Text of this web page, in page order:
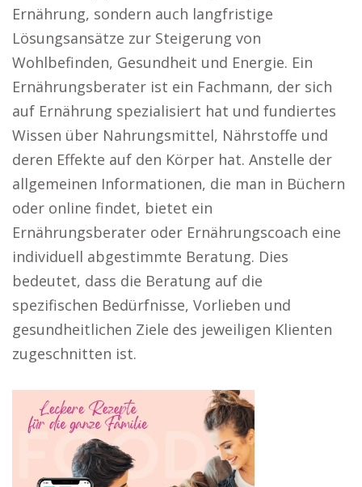
Ernährung, sondern auch langfristige
Lösungsansätze zur Steigerung von
Wohlbefinden, Gesundheit und Energie. Ein
Ernährungsberater ist ein Fachmann, der sich
auf Ernährung spezialisiert hat und fundiertes
Wissen über Nahrungsmittel, Nährstoffe und
deren Effekte auf den Körper hat. Anstelle der
allgemeinen Informationen, die man in Büchern
oder online findet, bietet ein
Ernährungsberater oder Ernährungscoach eine
individuell abgestimmte Beratung. Dies
bedeutet, dass die Beratung auf die
spezifischen Bedürfnisse, Vorlieben und
gesundheitlichen Ziele des jeweiligen Klienten
zugeschnitten ist.